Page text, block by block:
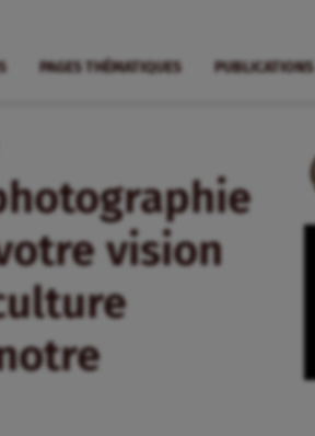
PAGES THÉMATIQUES PUBLICATIONS
vision